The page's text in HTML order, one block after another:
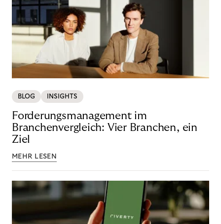
BLOG INSIGHTS
Forderungsmanagement im
Branchenvergleich: Vier Branchen, ein
Ziel
MEHR LESEN